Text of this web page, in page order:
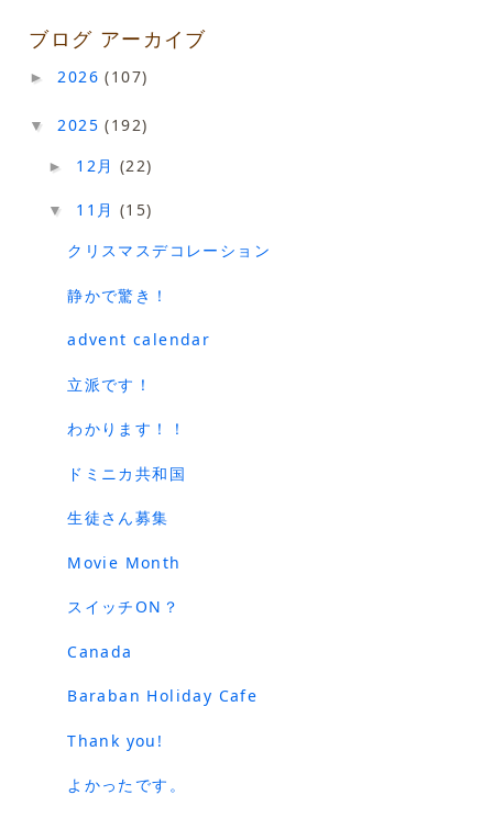
ブログ アーカイブ
► 2026(107)
▼ 2025(192)
► 12月 (22)
▼ 11月 (15)
クリスマスデコレーション
静かで驚き！
advent calendar
立派です！
わかります！！
ドミニカ共和国
生徒さん募集
Movie Month
スイッチON？
Canada
Baraban Holiday Cafe
Thank you!
よかったです。